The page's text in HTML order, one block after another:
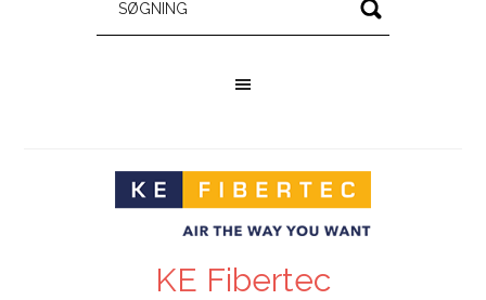
KE Fibertec